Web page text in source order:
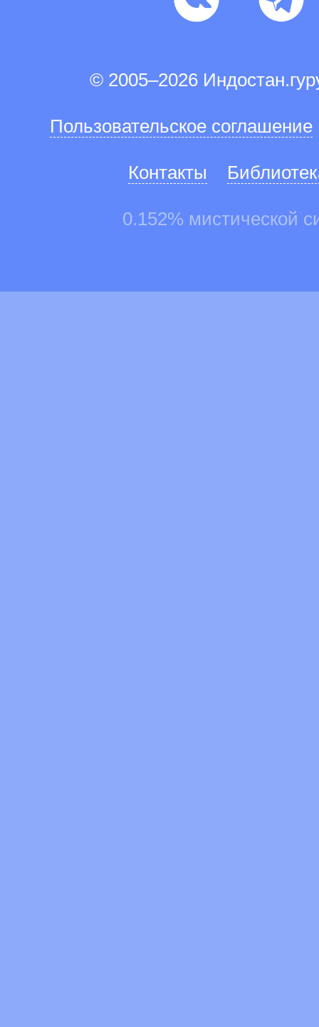
© 2005–2026
Пользовательское соглашение
Контакты
0.152% мистической